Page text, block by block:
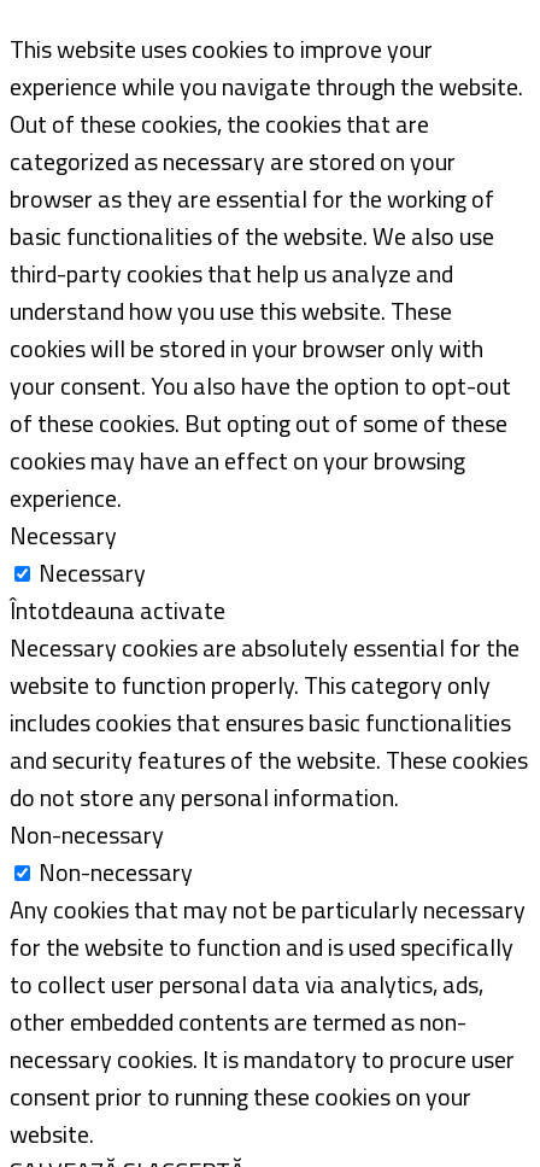
This website uses cookies to improve your
experience while you navigate through the website.
Out of these cookies, the cookies that are
categorized as necessary are stored on your
browser as they are essential for the working of
basic functionalities of the website. We also use
third-party cookies that help us analyze and
understand how you use this website. These
cookies will be stored in your browser only with
your consent. You also have the option to opt-out
of these cookies. But opting out of some of these
cookies may have an effect on your browsing
experience.
Necessary
Necessary
Întotdeauna activate
Necessary cookies are absolutely essential for the
website to function properly. This category only
includes cookies that ensures basic functionalities
and security features of the website. These cookies
do not store any personal information.
Non-necessary
Non-necessary
Any cookies that may not be particularly necessary
for the website to function and is used specifically
to collect user personal data via analytics, ads,
other embedded contents are termed as non-
necessary cookies. It is mandatory to procure user
consent prior to running these cookies on your
website.